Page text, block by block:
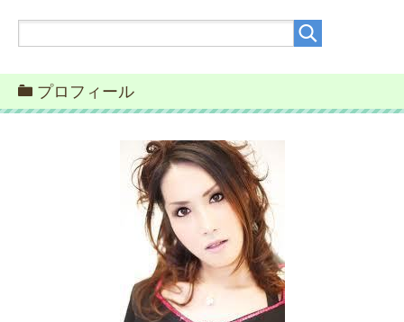
プロフィール